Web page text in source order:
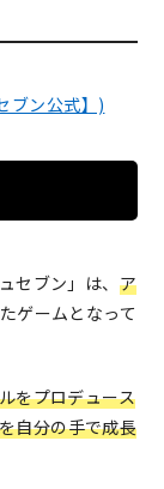
ブン公式】)
セブン」は、 ア
ゲームとなって
をプロデュース
自分の手で成長